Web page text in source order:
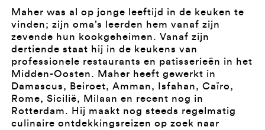
Maher was al op jonge leeftijd in de keuken te
vinden; zijn oma’s leerden hem vanaf zijn
zevende hun kookgeheimen. Vanaf zijn
dertiende staat hij in de keukens van
professionele restaurants en patisserieën in het
Midden-Oosten. Maher heeft gewerkt in
Damascus, Beiroet, Amman, Isfahan, Caïro,
Rome, Sicilië, Milaan en recent nog in
Rotterdam. Hij maakt nog steeds regelmatig
culinaire ontdekkingsreizen op zoek naar